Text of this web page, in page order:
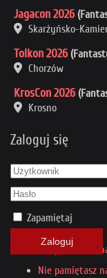
Jagacon 2026
Skarżyńsko-
Tolkon 2026
Chorzów
KrosCon 2026
Krosno
Zaloguj się
Zapamiętaj
Zaloguj
Nie pamiętasz
Nie pamiętasz